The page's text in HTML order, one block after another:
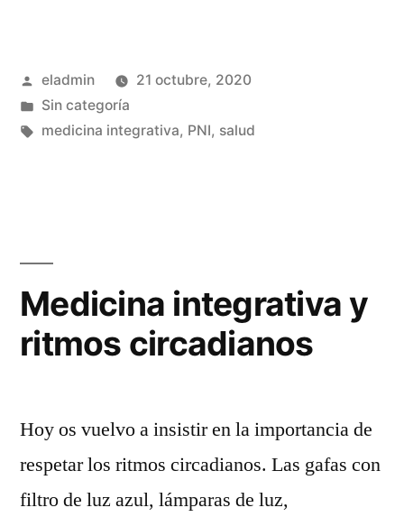
Publicado
por
eladmin
21 octubre, 2020
Publicado
en
Sin categoría
Etiquetas:
medicina integrativa, PNI, salud
Medicina integrativa y
ritmos circadianos
Hoy os vuelvo a insistir en la importancia de
respetar los ritmos circadianos. Las gafas con
filtro de luz azul, lámparas de luz,